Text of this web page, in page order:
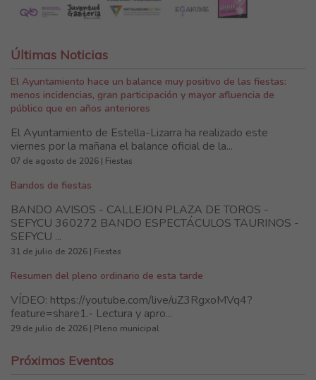
Últimas Noticias
El Ayuntamiento hace un balance muy positivo de las fiestas:
menos incidencias, gran participación y mayor afluencia de
público que en años anteriores
El Ayuntamiento de Estella-Lizarra ha realizado este
viernes por la mañana el balance oficial de la...
07 de agosto de 2026 | Fiestas
Bandos de fiestas
BANDO AVISOS - CALLEJON PLAZA DE TOROS -
SEFYCU 360272 BANDO ESPECTÁCULOS TAURINOS -
SEFYCU ...
31 de julio de 2026 | Fiestas
Resumen del pleno ordinario de esta tarde
VÍDEO: https://youtube.com/live/uZ3RgxoMVq4?
feature=share1.- Lectura y apro...
29 de julio de 2026 | Pleno municipal
Próximos Eventos